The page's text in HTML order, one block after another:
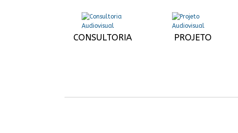
CONSULTORIA PROJETO